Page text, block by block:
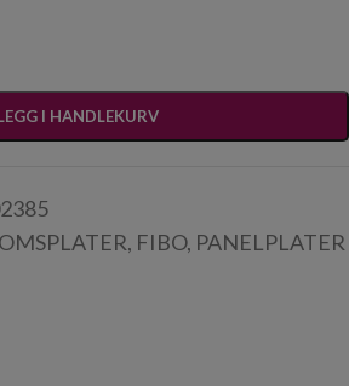
I HANDLEKURV
, FIBO, PANELPLATER